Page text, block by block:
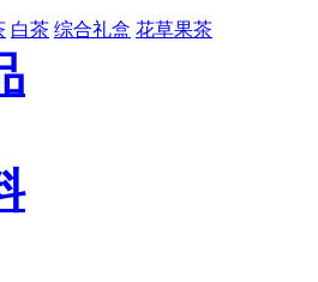
白茶 综合礼盒 花草果茶